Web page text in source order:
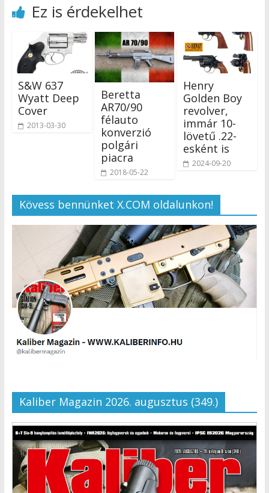
Ez is érdekelhet
S&W 637
Wyatt Deep
Cover
2013-03-30
Beretta
AR70/90
félauto
konverzió
polgári
piacra
2018-05-22
Henry
Golden Boy
revolver,
immár 10-
lövetű .22-
esként is
2024-09-20
Kövess bennünket X.COM oldalunkon!
Kaliber Magazin 2026. augusztus (349.)